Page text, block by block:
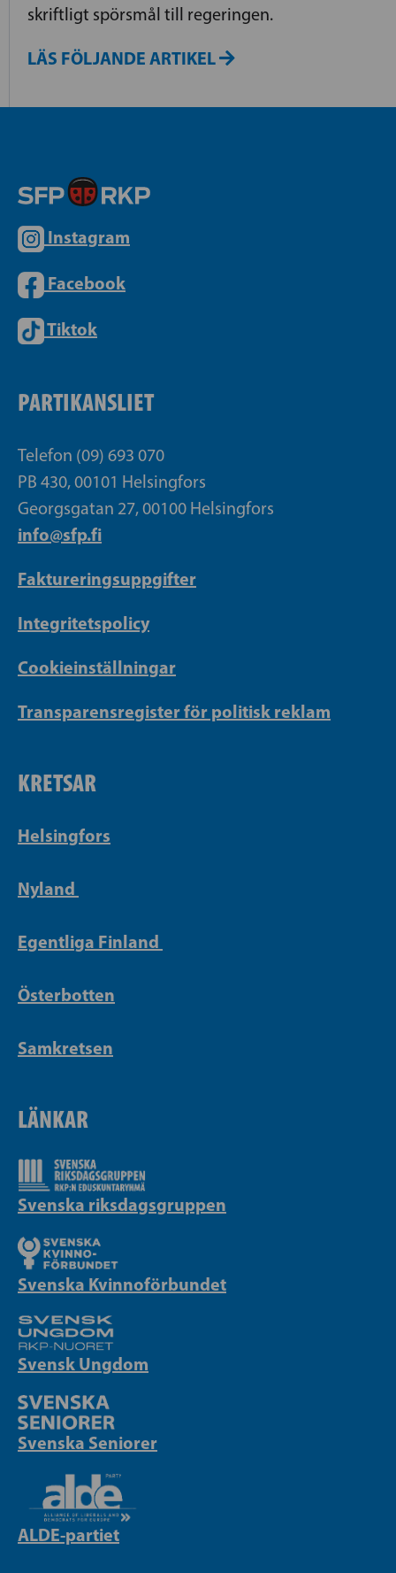
skriftligt spörsmål till regeringen.
LÄS FÖLJANDE ARTIKEL
Instagram
Facebook
Tiktok
PARTIKANSLIET
Telefon (09) 693 070
PB 430, 00101 Helsingfors
Georgsgatan 27, 00100 Helsingfors
info@sfp.fi
Faktureringsuppgifter
Integritetspolicy
Cookieinställningar
Transparensregister för politisk reklam
KRETSAR
Helsingfors
Nyland
Egentliga Finland
Österbotten
Samkretsen
LÄNKAR
Svenska riksdagsgruppen
Svenska Kvinnoförbundet
Svensk Ungdom
Svenska Seniorer
ALDE-partiet